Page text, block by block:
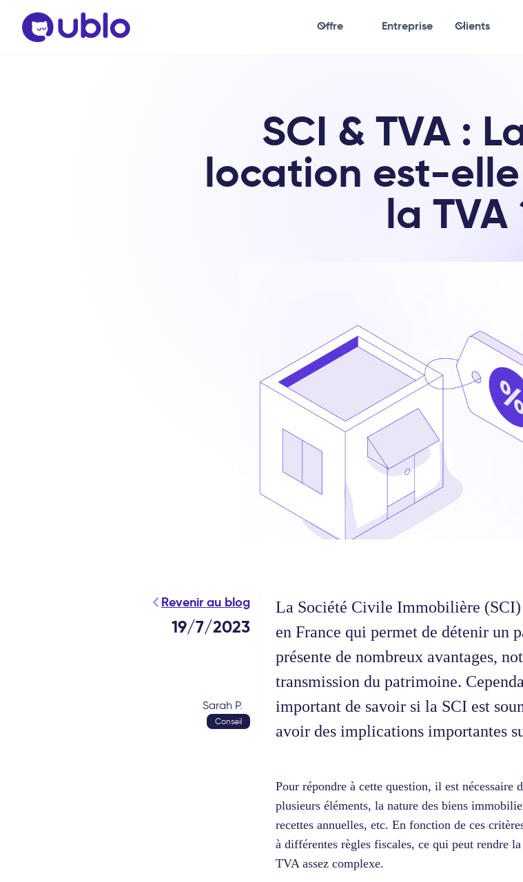
Offre Entreprise Clients
SCI & TVA :
location est-
la TVA
Revenir au blog
19/7/2023
Sarah P.
Conseil
La Société Civile Immobilière
en France qui permet de détenir
présente de nombreux avantages,
transmission du patrimoine.
important de savoir si la SCI est
avoir des implications importantes
Pour répondre à cette question, il est nécessaire
plusieurs éléments, la nature des biens
recettes annuelles, etc. En fonction de ces
à différentes règles fiscales, ce qui peut rendre
TVA assez complexe.